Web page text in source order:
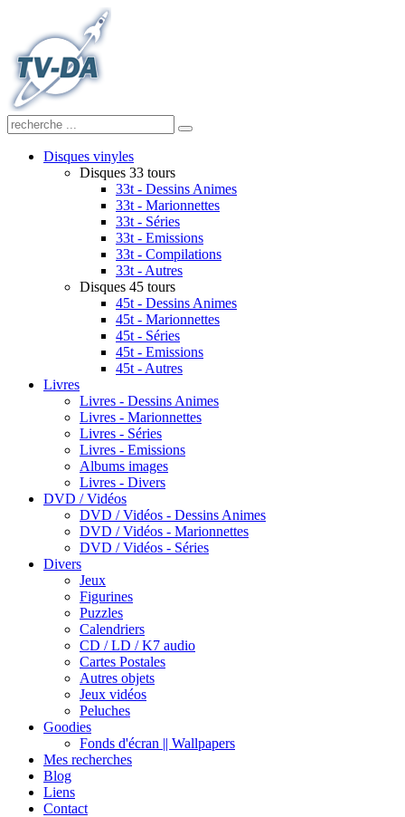
Disques vinyles
Disques 33 tours
33t - Dessins Animes
33t - Marionnettes
33t - Séries
33t - Emissions
33t - Compilations
33t - Autres
Disques 45 tours
45t - Dessins Animes
45t - Marionnettes
45t - Séries
45t - Emissions
45t - Autres
Livres
Livres - Dessins Animes
Livres - Marionnettes
Livres - Séries
Livres - Emissions
Albums images
Livres - Divers
DVD / Vidéos
DVD / Vidéos - Dessins Animes
DVD / Vidéos - Marionnettes
DVD / Vidéos - Séries
Divers
Jeux
Figurines
Puzzles
Calendriers
CD / LD / K7 audio
Cartes Postales
Autres objets
Jeux vidéos
Peluches
Goodies
Fonds d'écran || Wallpapers
Mes recherches
Blog
Liens
Contact